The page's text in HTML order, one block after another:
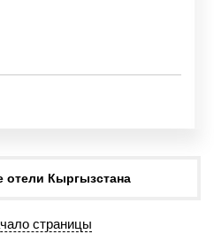
отели Кыргызстана
страницы